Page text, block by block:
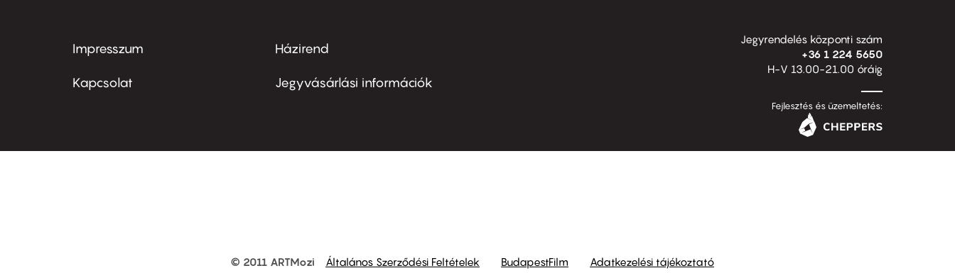
Footer
menu
Impresszum
Kapcsolat
Footer
menu
Házirend
Jegyvásárlási információk
Jegyrendelés központi szám
+36 1 224 5650
H-V 13.00-21.00 óráig
Fejlesztés és üzemeltetés:
© 2011 ARTMozi Általános Szerződési Feltételek BudapestFilm Adatkezelési tájékoztató